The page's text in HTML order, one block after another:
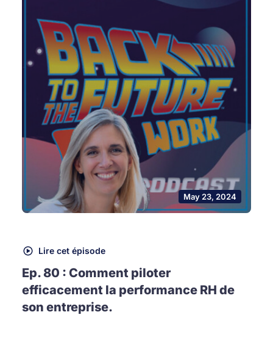
May 23, 2024
Lire cet épisode
Ep. 80 : Comment piloter
efficacement la performance RH de
son entreprise.